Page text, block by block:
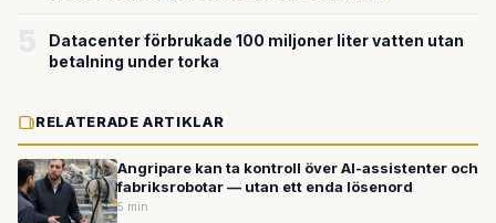
Datacenter förbrukade 100 miljoner liter vatten utan
betalning under torka
RELATERADE ARTIKLAR
Angripare kan ta kontroll över AI-assistenter och
fabriksrobotar — utan ett enda lösenord
5 min